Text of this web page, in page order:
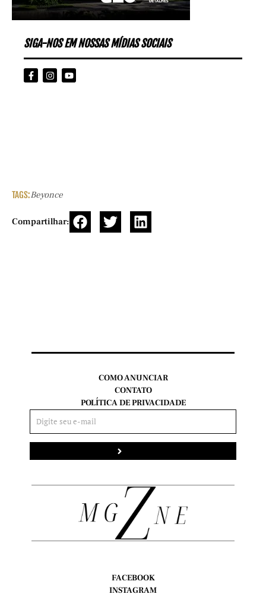
SIGA-NOS EM NOSSAS MÍDIAS SOCIAIS
TAGS:Beyonce
Compartilhar:
FACEBOOK
INSTAGRAM
COMO ANUNCIAR
CONTATO
POLÍTICA DE PRIVACIDADE